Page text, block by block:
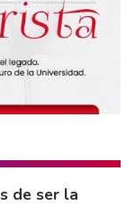
de ser la